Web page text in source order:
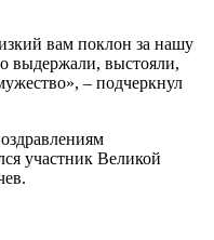
вам поклон за нашу
выдержали, выстояли,
– подчеркнул
участник Великой